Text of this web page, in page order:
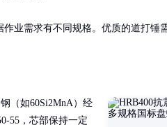
业需求有不同规格。优质的道打锤
（如60Si2MnA）经
55，芯部保持一定